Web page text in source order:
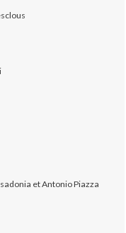
et Antonio Piazza